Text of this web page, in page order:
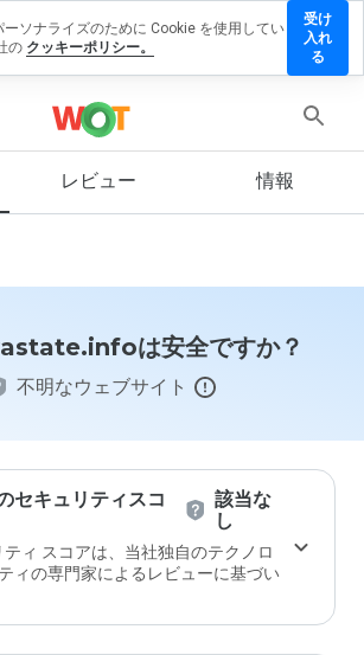
レビュー 情報
は安全ですか？
不明なウェブサイト
セキュリティスコ
該当な
し
ィ スコアは、当社独自のテクノロ
ィの専門家によるレビューに基づい
ソナライズのために Cookie を使用してい
の クッキーポリシー。
受け
入れ
る